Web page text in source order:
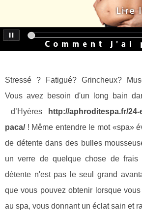
Stressé ? Fatigué? Grincheux?
Vous avez besoin d'un long bain
d’Hyères
http://aphroditespa.fr/
paca/! Même entendre le mot «spa»
de détente dans des bulles
un verre de quelque chose de
détente n'est pas le seul grand
que vous pouvez obtenir lorsque
au spa, vous donnant un éclat sain et